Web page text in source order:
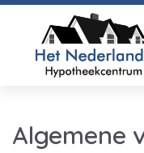
Algemene